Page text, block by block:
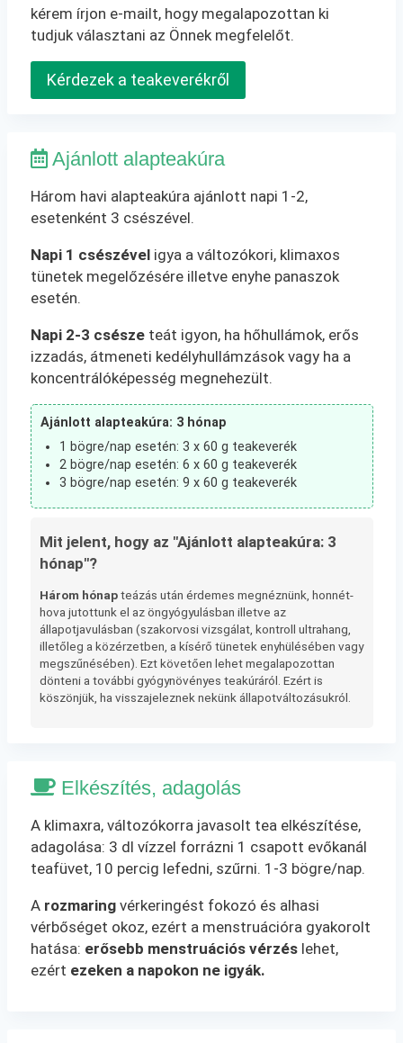
kérem írjon e-mailt, hogy megalapozottan ki
tudjuk választani az Önnek megfelelőt.
Kérdezek a teakeverékről
Ajánlott alapteakúra
Három havi alapteakúra ajánlott napi 1-2,
esetenként 3 csészével.
Napi 1 csészéveligya a változókori, klimaxos
tünetek megelőzésére illetve enyhe panaszok
esetén.
Napi 2-3 csészeteát igyon, ha hőhullámok, erős
izzadás, átmeneti kedélyhullámzások vagy ha a
koncentrálóképesség megnehezült.
Ajánlott alapteakúra: 3 hónap
1 bögre/nap esetén: 3 x 60 g teakeverék
2 bögre/nap esetén: 6 x 60 g teakeverék
3 bögre/nap esetén: 9 x 60 g teakeverék
Mit jelent, hogy az "Ajánlott alapteakúra: 3
hónap"?
Három hónapteázás után érdemes megnéznünk, honnét-
hova jutottunk el az öngyógyulásban illetve az
állapotjavulásban (szakorvosi vizsgálat, kontroll ultrahang,
illetőleg a közérzetben, a kísérő tünetek enyhülésében vagy
megszűnésében). Ezt követően lehet megalapozottan
dönteni a további gyógynövényes teakúráról. Ezért is
köszönjük, ha visszajeleznek nekünk állapotváltozásukról.
Elkészítés, adagolás
A klimaxra, változókorra javasolt tea elkészítése,
adagolása: 3 dl vízzel forrázni 1 csapott evőkanál
teafüvet, 10 percig lefedni, szűrni. 1-3 bögre/nap.
A rozmaringvérkeringést fokozó és alhasi
vérbőséget okoz, ezért a menstruációra gyakorolt
hatása: erősebb menstruációs vérzéslehet,
ezért ezeken a napokon ne igyák.